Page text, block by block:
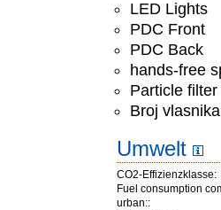
LED Lights
PDC Front
PDC Back
hands-free
Particle filter
Broj
Umwelt
CO2-Effizienzklasse:
Fuel consumption
urban::